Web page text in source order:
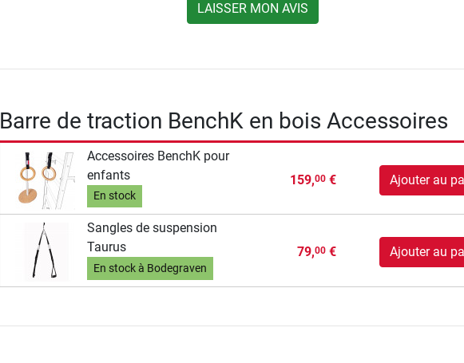
LAISSER MON AVIS
Barre de traction BenchK en bois Accessoires
Accessoires BenchK pour
enfants
En stock
159,00€ Ajouter au
Sangles de suspension
Taurus
En stock à Bodegraven
79,00€ Ajouter au